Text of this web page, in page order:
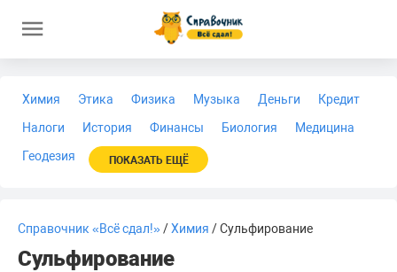
Химия Этика Физика Музыка Деньги
Кредит
Налоги
История Финансы Биология
Медицина
Геодезия
ПОКАЗАТЬ ЕЩЁ
Справочник «Всё сдал!»/Химия / Сульфирование
Сульфирование